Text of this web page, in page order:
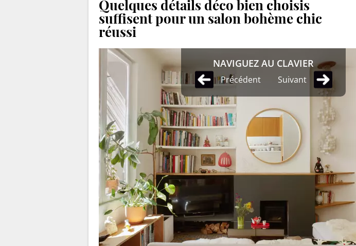
Quelques détails déco bien choisis
suffisent pour un salon bohème chic
réussi
NAVIGUEZ AU CLAVIER
Précédent Suivant